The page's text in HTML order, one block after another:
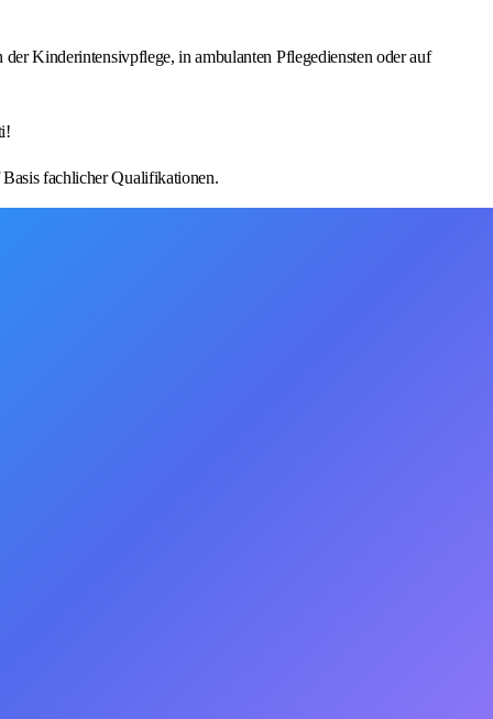
Kinderintensivpflege, in ambulanten Pflegediensten oder auf
fachlicher Qualifikationen.